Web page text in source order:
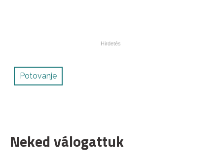
Potovanje
Neked válogattuk